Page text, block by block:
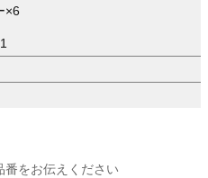
×6
番をお伝えください